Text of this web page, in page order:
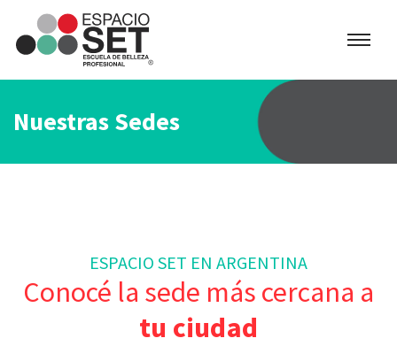
Espacio
SET
Nuestras Sedes
ESPACIO SET EN ARGENTINA
Conocé la sede más cercana a
tu ciudad